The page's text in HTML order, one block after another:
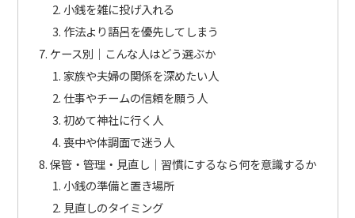
小銭を雑に投げ入れる
作法より語呂を優先してしまう
ケース別｜こんな人はどう選ぶか
家族や夫婦の関係を深めたい人
仕事やチームの信頼を願う人
初めて神社に行く人
喪中や体調面で迷う人
保管・管理・見直し｜習慣にするなら何を意識するか
小銭の準備と置き場所
見直しのタイミング